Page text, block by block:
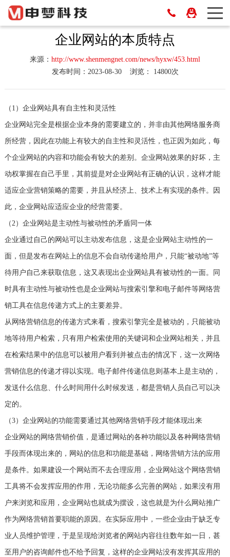
企业网站的本质特点
来源： http://www.shenmengnet.com/news/hyxw/453.html
发布时间：2023-08-30
浏览： 14800次
（1）企业网站具有自主性和灵活性
企业网站完全是根据企业本身的需要建立的，并非由其他网络服务商
所经营，因此在功能上有较大的自主性和灵活性，也正因为如此，每
个企业网站的内容和功能会有较大的差别。企业网站效果的好坏，主
动权掌握在自己手里，其前提是对企业网站有正确的认识，这样才能
适应企业营销策略的需要，并且从经济上、技术上有实现的条件。因
此，企业网站应适应企业的经营需要。
（2）企业网站是主动性与被动性的矛盾同一体
企业通过自己的网站可以主动发布信息，这是企业网站主动性的一
面，但是发布在网站上的信息不会自动传递给用户，只能“被动地”等
待用户自己来获取信息，这又表现出企业网站具有被动性的一面。同
时具有主动性与被动性也是企业网站与搜索引擎和电子邮件等网络营
销工具在信息传递方式上的主要差异。
从网络营销信息的传递方式来看，搜索引擎完全是被动的，只能被动
地等待用户检索，只有用户检索使用的关键词和企业网站相关，并且
在检索结果中的信息可以被用户看到并被点击的情况下，这一次网络
营销信息的传递才得以实现。电子邮件传递信息则基本上是主动的，
发送什么信息、什么时间用什么时候发送，都是营销人员自己可以决
定的。
（3）企业网站的功能需要通过其他网络营销手段才能体现出来
企业网站的网络营销价值，是通过网站的各种功能以及各种网络营销
手段而体现出来的，网站的信息和功能是基础，网络营销方法的应用
是条件。如果建设一个网站而不去合理应用，企业网站这个网络营销
工具将不会发挥应用的作用，无论功能多么完善的网站，如果没有用
户来浏览和应用，企业网站也就成为摆设，这也就是为什么网站推广
作为网络营销首要职能的原因。在实际应用中，一些企业由于缺乏专
业人员维护管理，于是呈现给浏览者的网站内容往往数年如一日，甚
至用户的咨询邮件也不给予回复，这样的企业网站没有发挥其应用的